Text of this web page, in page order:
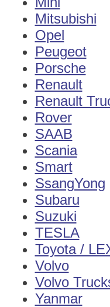
Mitsubishi
Opel
Peugeot
Porsche
Renault
Renault
Rover
SAAB
Scania
Smart
SsangYong
Subaru
Suzuki
TESLA
Toyota /
Volvo
Volvo
Yanmar